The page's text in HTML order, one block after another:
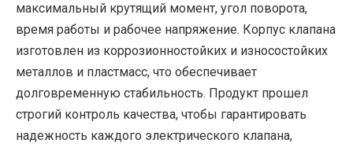
максимальный крутящий момент, угол поворота,
время работы и рабочее напряжение. Корпус клапана
изготовлен из коррозионностойких и износостойких
металлов и пластмасс, что обеспечивает
долговременную стабильность. Продукт прошел
строгий контроль качества, чтобы гарантировать
надежность каждого электрического клапана,